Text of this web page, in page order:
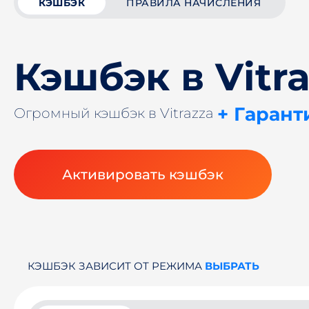
КЭШБЭК ПРАВИЛА НАЧИСЛЕНИЯ
Кэшбэк в
Огромный кэшбэк в Vitrazza +
Активировать кэшбэк
КЭШБЭК ЗАВИСИТ ОТ РЕЖИМА ВЫБРАТЬ